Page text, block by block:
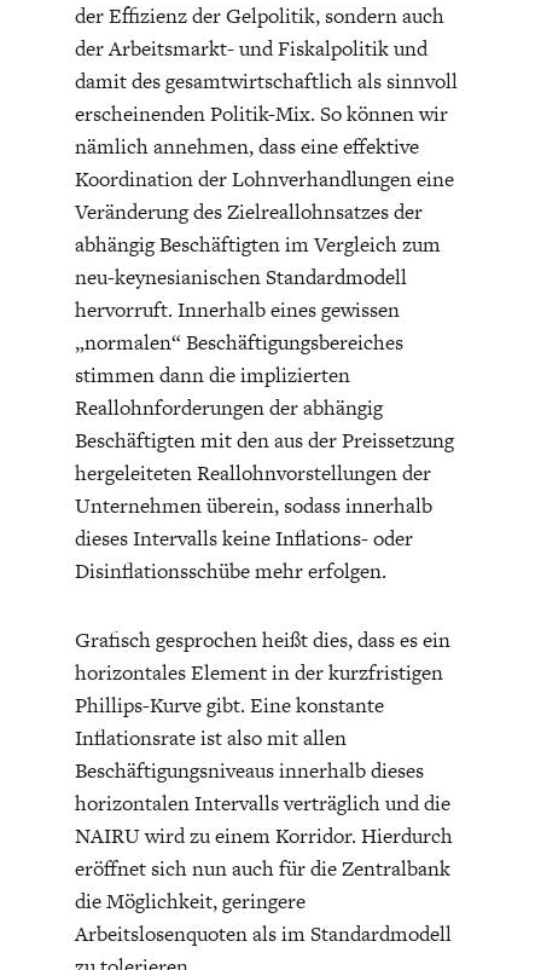
der Effizienz der Gelpolitik, sondern auch
der Arbeitsmarkt- und Fiskalpolitik und
damit des gesamtwirtschaftlich als sinnvoll
erscheinenden Politik-Mix. So können wir
nämlich annehmen, dass eine effektive
Koordination der Lohnverhandlungen eine
Veränderung des Zielreallohnsatzes der
abhängig Beschäftigten im Vergleich zum
neu-keynesianischen Standardmodell
hervorruft. Innerhalb eines gewissen
„normalen“ Beschäftigungsbereiches
stimmen dann die implizierten
Reallohnforderungen der abhängig
Beschäftigten mit den aus der Preissetzung
hergeleiteten Reallohnvorstellungen der
Unternehmen überein, sodass innerhalb
dieses Intervalls keine Inflations- oder
Disinflationsschübe mehr erfolgen.
Grafisch gesprochen heißt dies, dass es ein
horizontales Element in der kurzfristigen
Phillips-Kurve gibt. Eine konstante
Inflationsrate ist also mit allen
Beschäftigungsniveaus innerhalb dieses
horizontalen Intervalls verträglich und die
NAIRU wird zu einem Korridor. Hierdurch
eröffnet sich nun auch für die Zentralbank
die Möglichkeit, geringere
Arbeitslosenquoten als im Standardmodell